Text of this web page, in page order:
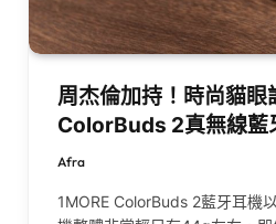
周杰倫加持！時尚貓眼
ColorBuds 2真無線藍
Afra
1MORE ColorBuds 2藍牙耳機